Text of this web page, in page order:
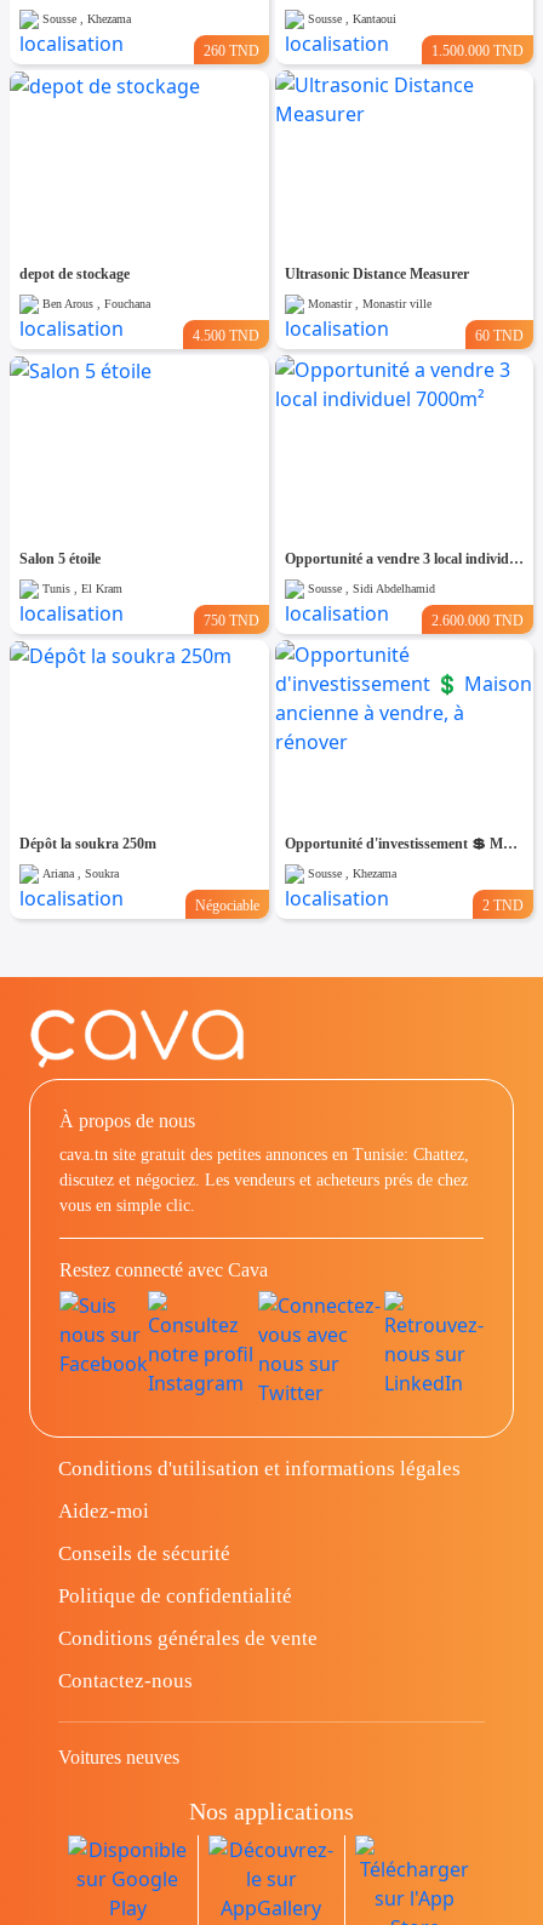
Sousse , Khezama
260 TND
Sousse , Kantaoui
1.500.000 TND
depot de stockage
Ben Arous , Fouchana
4.500 TND
Ultrasonic Distance Measurer
Monastir , Monastir ville
60 TND
Salon 5 étoile
Tunis , El Kram
750 TND
Opportunité a vendre 3 local individuel 7000m²
Sousse , Sidi Abdelhamid
2.600.000 TND
Dépôt la soukra 250m
Ariana , Soukra
Négociable
Opportunité d'investissement 💲 Maison ancienne à vendre, à rénover
Sousse , Khezama
2 TND
À propos de nous
cava.tn site gratuit des petites annonces en Tunisie: Chattez,
discutez et négociez. Les vendeurs et acheteurs prés de chez
vous en simple clic.
Restez connecté avec Cava
Conditions d'utilisation et informations légales
Aidez-moi
Conseils de sécurité
Politique de confidentialité
Conditions générales de vente
Contactez-nous
Voitures neuves
Nos applications